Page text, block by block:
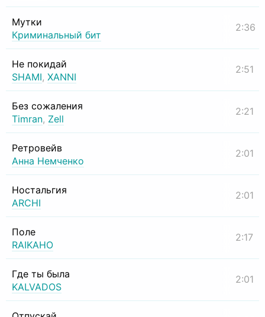
Мутки
Криминальный бит
2:36
Не покидай
SHAMI, XANNI
2:51
Без сожаления
Timran, Zell
2:21
Ретровейв
Анна Немченко
2:01
Ностальгия
ARCHI
2:01
Поле
RAIKAHO
2:17
Где ты была
KALVADOS
2:01